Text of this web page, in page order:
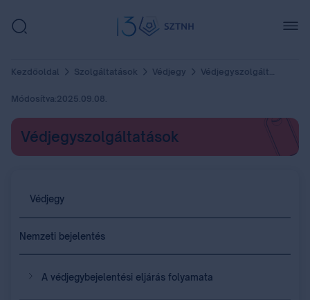
Kezdőoldal Szolgáltatások Védjegy Védjegyszolgáltatások
Módosítva:2025.09.08.
Védjegyszolgáltatások
Védjegy
Nemzeti bejelentés
A védjegybejelentési eljárás folyamata